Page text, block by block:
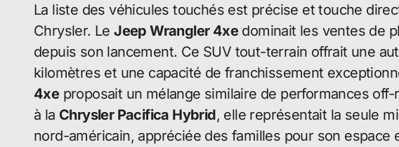
La liste des véhicules touchés est précise et touche
Chrysler. LeJeep Wrangler 4xedominait les ventes de
depuis son lancement. Ce SUV tout-terrain offrait une
kilomètres et une capacité de franchissement
4xeproposait un mélange similaire de performances
à la Chrysler Pacifica Hybrid, elle représentait la seule
nord-américain, appréciée des familles pour son